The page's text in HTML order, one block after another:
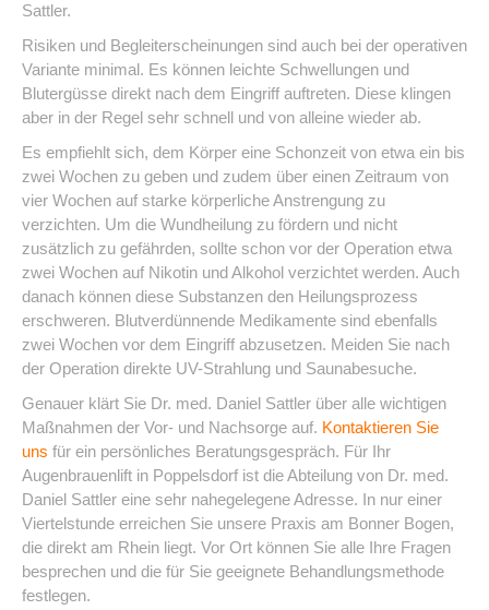
Sattler.
Risiken und Begleiterscheinungen sind auch bei der operativen
Variante minimal. Es können leichte Schwellungen und
Blutergüsse direkt nach dem Eingriff auftreten. Diese klingen
aber in der Regel sehr schnell und von alleine wieder ab.
Es empfiehlt sich, dem Körper eine Schonzeit von etwa ein bis
zwei Wochen zu geben und zudem über einen Zeitraum von
vier Wochen auf starke körperliche Anstrengung zu
verzichten. Um die Wundheilung zu fördern und nicht
zusätzlich zu gefährden, sollte schon vor der Operation etwa
zwei Wochen auf Nikotin und Alkohol verzichtet werden. Auch
danach können diese Substanzen den Heilungsprozess
erschweren. Blutverdünnende Medikamente sind ebenfalls
zwei Wochen vor dem Eingriff abzusetzen. Meiden Sie nach
der Operation direkte UV-Strahlung und Saunabesuche.
Genauer klärt Sie Dr. med. Daniel Sattler über alle wichtigen
Maßnahmen der Vor- und Nachsorge auf. Kontaktieren Sie
uns für ein persönliches Beratungsgespräch. Für Ihr
Augenbrauenlift in Poppelsdorf ist die Abteilung von Dr. med.
Daniel Sattler eine sehr nahegelegene Adresse. In nur einer
Viertelstunde erreichen Sie unsere Praxis am Bonner Bogen,
die direkt am Rhein liegt. Vor Ort können Sie alle Ihre Fragen
besprechen und die für Sie geeignete Behandlungsmethode
festlegen.